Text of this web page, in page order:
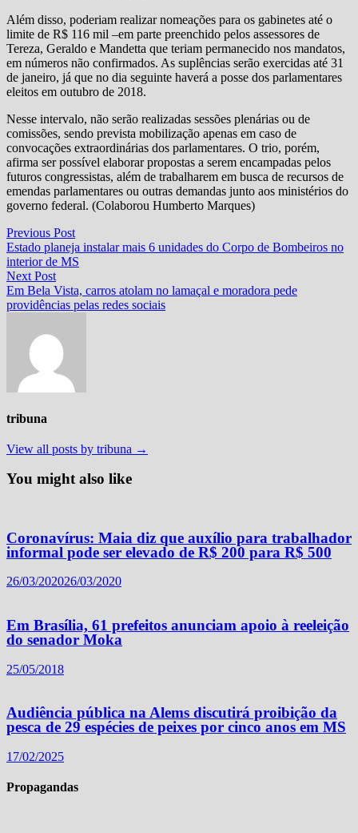
Além disso, poderiam realizar nomeações para os gabinetes até o
limite de R$ 116 mil –em parte preenchido pelos assessores de
Tereza, Geraldo e Mandetta que teriam permanecido nos mandatos,
em números não confirmados. As suplências serão exercidas até 31
de janeiro, já que no dia seguinte haverá a posse dos parlamentares
eleitos em outubro de 2018.
Nesse intervalo, não serão realizadas sessões plenárias ou de
comissões, sendo prevista mobilização apenas em caso de
convocações extraordinárias dos parlamentares. O trio, porém,
afirma ser possível elaborar propostas a serem encampadas pelos
futuros congressistas, além de trabalharem em busca de recursos de
emendas parlamentares ou outras demandas junto aos ministérios do
governo federal. (Colaborou Humberto Marques)
Navegação
de
Post
Previous PostPrevious
post:
Estado planeja instalar mais 6 unidades do Corpo de Bombeiros no
interior de MS
Next PostNext
post:
Em Bela Vista, carros atolam no lamaçal e moradora pede
providências pelas redes sociais
tribuna
View all posts by tribuna →
You might also like
Coronavírus: Maia diz que auxílio para trabalhador
informal pode ser elevado de R$ 200 para R$ 500
26/03/202026/03/2020
Em Brasília, 61 prefeitos anunciam apoio à reeleição
do senador Moka
25/05/2018
Audiência pública na Alems discutirá proibição da
pesca de 29 espécies de peixes por cinco anos em MS
17/02/2025
Propagandas